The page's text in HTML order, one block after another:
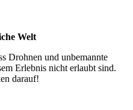
Welt
Drohnen und unbemannte
Erlebnis nicht erlaubt sind.
darauf!